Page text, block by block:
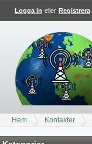
Logga in eller Registrera
Hem Kontakter